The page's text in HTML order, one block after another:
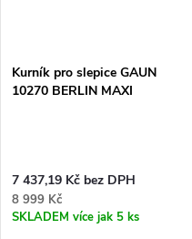
Kurník pro slepice GAUN
10270 BERLIN MAXI
7 437,19 Kč bez DPH
8 999 Kč
SKLADEM více jak 5 ks